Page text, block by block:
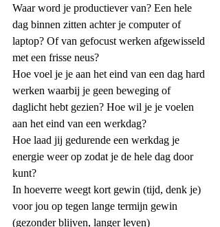
Waar word je productiever van? Een hele
dag binnen zitten achter je computer of
laptop? Of van gefocust werken afgewisseld
met een frisse neus?
Hoe voel je je aan het eind van een dag hard
werken waarbij je geen beweging of
daglicht hebt gezien? Hoe wil je je voelen
aan het eind van een werkdag?
Hoe laad jij gedurende een werkdag je
energie weer op zodat je de hele dag door
kunt?
In hoeverre weegt kort gewin (tijd, denk je)
voor jou op tegen lange termijn gewin
(gezonder blijven, langer leven)